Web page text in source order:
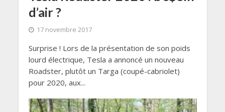
d’air ?
17 novembre 2017
Surprise ! Lors de la présentation de son poids
lourd électrique, Tesla a annoncé un nouveau
Roadster, plutôt un Targa (coupé-cabriolet)
pour 2020, aux...